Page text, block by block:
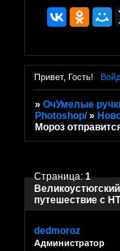
Привет, Гость!
»ОчУмелые
Photoshop/ »
Мороз
путешествие с НТ
Страница:1
dedmoroz
Администратор